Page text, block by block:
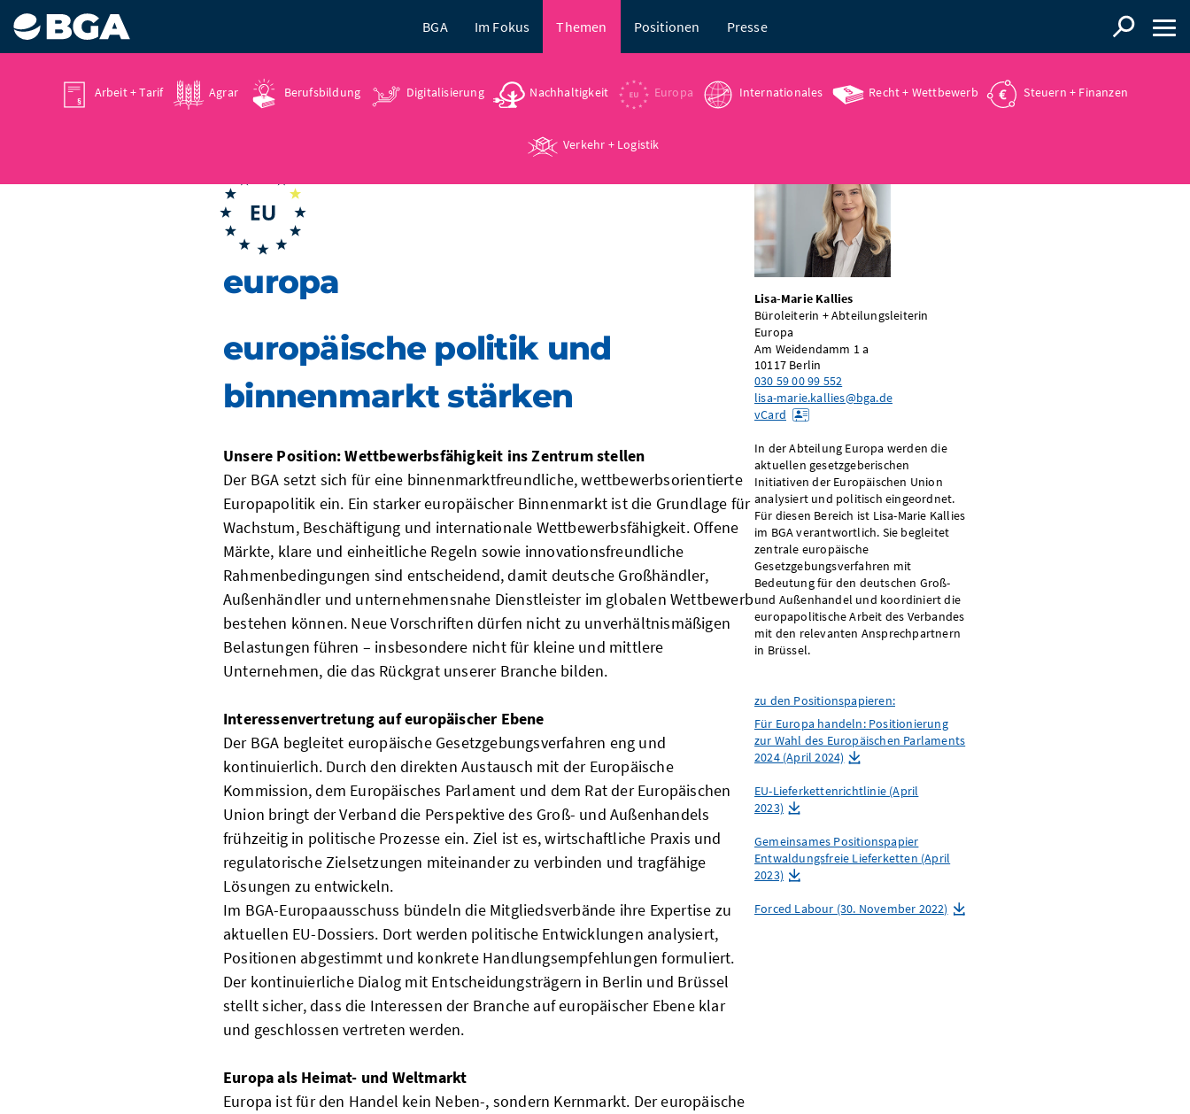
BGA Im Fokus Themen
Arbeit + Tarif Agrar Berufsbildung Digitalisierung Nachhaltigkeit Europa Internationales Recht + Wettbewerb Steuern + Finanzen
Verkehr + Logistik
Positionen Presse
europa
europäische politik und
binnenmarkt stärken
Unsere Position: Wettbewerbsfähigkeit ins Zentrum stellen
Der BGA setzt sich für eine binnenmarktfreundliche, wettbewerbsorientierte
Europapolitik ein. Ein starker europäischer Binnenmarkt ist die Grundlage für
Wachstum, Beschäftigung und internationale Wettbewerbsfähigkeit. Offene
Märkte, klare und einheitliche Regeln sowie innovationsfreundliche
Rahmenbedingungen sind entscheidend, damit deutsche Großhändler,
Außenhändler und unternehmensnahe Dienstleister im globalen Wettbewerb
bestehen können. Neue Vorschriften dürfen nicht zu unverhältnismäßigen
Belastungen führen – insbesondere nicht für kleine und mittlere
Unternehmen, die das Rückgrat unserer Branche bilden.
Interessenvertretung auf europäischer Ebene
Der BGA begleitet europäische Gesetzgebungsverfahren eng und
kontinuierlich. Durch den direkten Austausch mit der Europäische
Kommission, dem Europäisches Parlament und dem Rat der Europäischen
Union bringt der Verband die Perspektive des Groß- und Außenhandels
frühzeitig in politische Prozesse ein. Ziel ist es, wirtschaftliche Praxis und
regulatorische Zielsetzungen miteinander zu verbinden und tragfähige
Lösungen zu entwickeln.
Im BGA-Europaausschuss bündeln die Mitgliedsverbände ihre Expertise zu
aktuellen EU-Dossiers. Dort werden politische Entwicklungen analysiert,
Positionen abgestimmt und konkrete Handlungsempfehlungen formuliert.
Der kontinuierliche Dialog mit Entscheidungsträgern in Berlin und Brüssel
stellt sicher, dass die Interessen der Branche auf europäischer Ebene klar
und geschlossen vertreten werden.
Europa als Heimat- und Weltmarkt
Europa ist für den Handel kein Neben-, sondern Kernmarkt. Der europäische
Lisa-Marie Kallies
Büroleiterin + Abteilungsleiterin
Europa
Am Weidendamm 1 a
10117 Berlin
030 59 00 99 552
lisa-marie.kallies@bga.de
vCard
In der Abteilung Europa werden die
aktuellen gesetzgeberischen
Initiativen der Europäischen Union
analysiert und politisch eingeordnet.
Für diesen Bereich ist Lisa-Marie Kallies
im BGA verantwortlich. Sie begleitet
zentrale europäische
Gesetzgebungsverfahren mit
Bedeutung für den deutschen Groß-
und Außenhandel und koordiniert die
europapolitische Arbeit des Verbandes
mit den relevanten Ansprechpartnern
in Brüssel.
zu den Positionspapieren:
Für Europa handeln: Positionierung
zur Wahl des Europäischen Parlaments
2024 (April 2024)
EU-Lieferkettenrichtlinie (April
2023)
Gemeinsames Positionspapier
Entwaldungsfreie Lieferketten (April
2023)
Forced Labour (30. November 2022)